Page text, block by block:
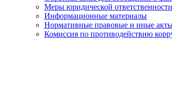
Меры юридической ответственности
Информационные материалы
Нормативные правовые и иные
Комиссия по противодействию